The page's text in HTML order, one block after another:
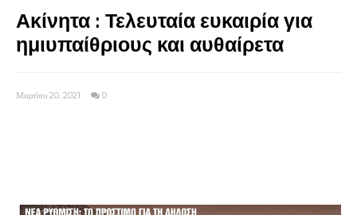
Ακίνητα : Τελευταία ευκαιρία για
ημιυπαίθριους και αυθαίρετα
Μαρτίου 20, 2021 0